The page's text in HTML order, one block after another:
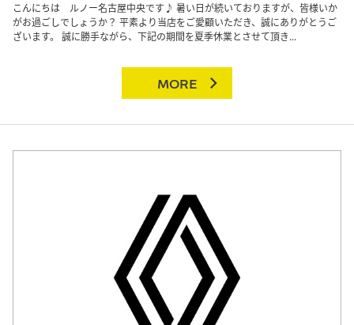
こんにちは ルノー名古屋中央です♪ 暑い日が続いておりますが、皆様いか
がお過ごしでしょうか？ 平素より当店をご愛顧いただき、誠にありがとうご
ざいます。 誠に勝手ながら、下記の期間を夏季休業とさせて頂き...
MORE